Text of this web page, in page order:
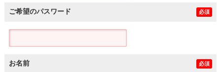
ご希望のパスワード 必須
お名前 必須